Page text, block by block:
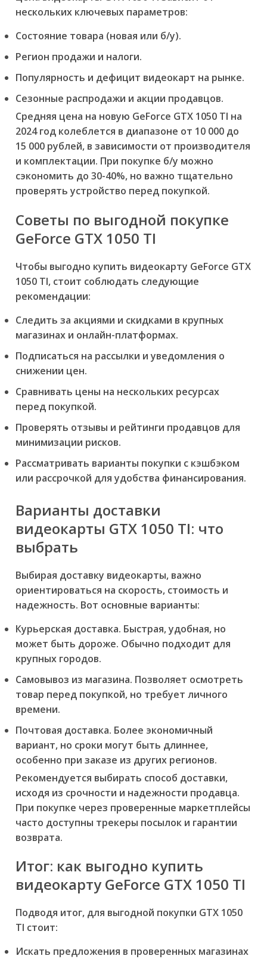
нескольких ключевых параметров:
Состояние товара (новая или б/у).
Регион продажи и налоги.
Популярность и дефицит видеокарт на рынке.
Сезонные распродажи и акции продавцов.
Средняя цена на новую GeForce GTX 1050 TI на
2024 год колеблется в диапазоне от 10 000 до
15 000 рублей, в зависимости от производителя
и комплектации. При покупке б/у можно
сэкономить до 30-40%, но важно тщательно
проверять устройство перед покупкой.
Советы по выгодной покупке
GeForce GTX 1050 TI
Чтобы выгодно купить видеокарту GeForce GTX
1050 TI, стоит соблюдать следующие
рекомендации:
Следить за акциями и скидками в крупных
магазинах и онлайн-платформах.
Подписаться на рассылки и уведомления о
снижении цен.
Сравнивать цены на нескольких ресурсах
перед покупкой.
Проверять отзывы и рейтинги продавцов для
минимизации рисков.
Рассматривать варианты покупки с кэшбэком
или рассрочкой для удобства финансирования.
Варианты доставки
видеокарты GTX 1050 TI: что
выбрать
Выбирая доставку видеокарты, важно
ориентироваться на скорость, стоимость и
надежность. Вот основные варианты:
Курьерская доставка. Быстрая, удобная, но
может быть дороже. Обычно подходит для
крупных городов.
Самовывоз из магазина. Позволяет осмотреть
товар перед покупкой, но требует личного
времени.
Почтовая доставка. Более экономичный
вариант, но сроки могут быть длиннее,
особенно при заказе из других регионов.
Рекомендуется выбирать способ доставки,
исходя из срочности и надежности продавца.
При покупке через проверенные маркетплейсы
часто доступны трекеры посылок и гарантии
возврата.
Итог: как выгодно купить
видеокарту GeForce GTX 1050 TI
Подводя итог, для выгодной покупки GTX 1050
TI стоит:
Искать предложения в проверенных магазинах